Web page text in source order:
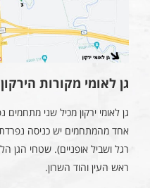
גן לאומי מקורות הירקון
גן לאומי ירקון מכיל שני
אחד מהמתחמים יש כניסה נפרדת
רגל ושביל אופניים). שטחי הגן
ראש העין והוד השרון.